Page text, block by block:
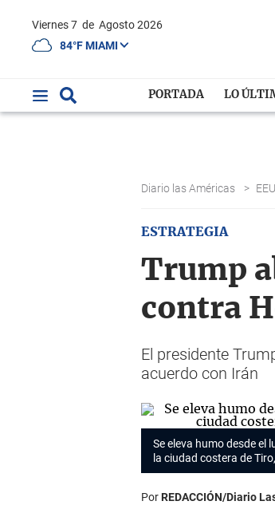
Viernes 7 de Agosto 2026
84°F MIAMI
PORTADA LO
Diario las Américas >
ESTRATEGIA
Trump
contra
El presidente
acuerdo con Irán
Se eleva humo desde el
la ciudad costera de
PorREDACCIÓN/Diario